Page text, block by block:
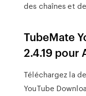
des chaînes et
TubeMate
2.4.19 pour
Téléchargez la
YouTube